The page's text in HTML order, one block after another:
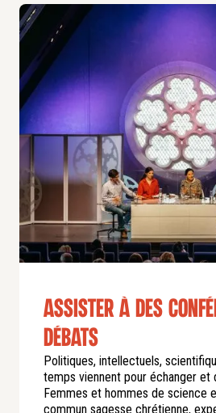
Assister à des
débats
Politiques, intellectuels,
temps viennent pour échanger et
Femmes et hommes de science
commun sagesse chrétienne,